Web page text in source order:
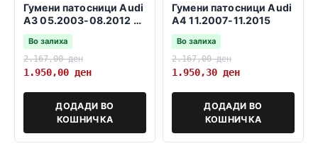
Гумени патосници Audi
A3 05.2003-08.2012 3
и 5 врати SB
Во залиха
2.167,00ден
1.950,00 ден
ДОДАДИ ВО
КОШНИЧКА
Гумени патосници Audi
A4 11.2007-11.2015
Во залиха
2.167,00ден
1.950,30 ден
ДОДАДИ ВО
КОШНИЧКА